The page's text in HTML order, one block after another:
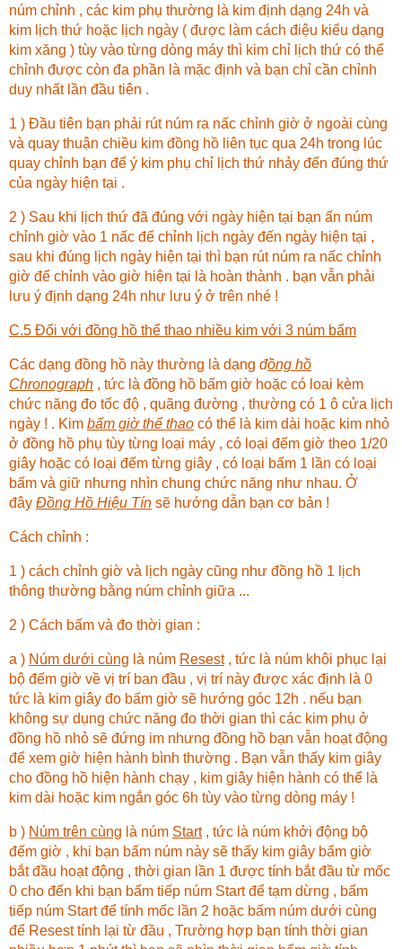
núm chỉnh , các kim phụ thường là kim định dạng 24h và
kim lịch thứ hoặc lịch ngày ( được làm cách điệu kiểu dạng
kim xăng ) tùy vào từng dòng máy thì kim chỉ lịch thứ có thể
chỉnh được còn đa phần là mặc định và bạn chỉ cần chỉnh
duy nhất lần đầu tiên .
1 ) Đầu tiên bạn phải rút núm ra nấc chỉnh giờ ở ngoài cùng
và quay thuận chiều kim đồng hồ liên tục qua 24h trong lúc
quay chỉnh bạn để ý kim phụ chỉ lịch thứ nhảy đến đúng thứ
của ngày hiện tại .
2 ) Sau khi lịch thứ đã đúng với ngày hiện tại bạn ấn núm
chỉnh giờ vào 1 nấc để chỉnh lịch ngày đến ngày hiện tại ,
sau khi đúng lịch ngày hiện tại thì bạn rút núm ra nấc chỉnh
giờ để chỉnh vào giờ hiện tại là hoàn thành . bạn vẫn phải
lưu ý định dạng 24h như lưu ý ở trên nhé !
C.5 Đối với đồng hồ thể thao nhiều kim với 3 núm bấm
Các dạng đồng hồ này thường là dạng đồng hồ
Chronograph , tức là đồng hồ bấm giờ hoặc có loai kèm
chức năng đo tốc độ , quãng đường , thường có 1 ô cửa lịch
ngày ! . Kim bấm giờ thể thao có thể là kim dài hoặc kim nhỏ
ở đồng hồ phụ tùy từng loại máy , có loại đếm giờ theo 1/20
giây hoặc có loại đếm từng giây , có loại bấm 1 lần có loại
bấm và giữ nhưng nhìn chung chức năng như nhau. Ở
đây Đồng Hồ Hiệu Tín sẽ hướng dẫn bạn cơ bản !
Cách chỉnh :
1 ) cách chỉnh giờ và lịch ngày cũng như đồng hồ 1 lịch
thông thường bằng núm chỉnh giữa ...
2 ) Cách bấm và đo thời gian :
a ) Núm dưới cùng là núm Resest, tức là núm khôi phục lại
bộ đếm giờ về vị trí ban đầu , vị trí này được xác định là 0
tức là kim giây đo bấm giờ sẽ hướng góc 12h . nếu bạn
không sự dụng chức năng đo thời gian thì các kim phụ ở
đồng hồ nhỏ sẽ đứng im nhưng đồng hồ bạn vẫn hoạt động
để xem giờ hiện hành bình thường . Bạn vẫn thấy kim giây
cho đồng hồ hiện hành chạy , kim giây hiện hành có thể là
kim dài hoặc kim ngắn góc 6h tùy vào từng dòng máy !
b ) Núm trên cùng là núm Start, tức là núm khởi động bộ
đếm giờ , khi bạn bấm núm này sẽ thấy kim giây bấm giờ
bắt đầu hoạt động , thời gian lần 1 được tính bắt đầu từ mốc
0 cho đến khi bạn bấm tiếp núm Start để tạm dừng , bấm
tiếp núm Start để tính mốc lần 2 hoặc bấm núm dưới cùng
để Resest tính lại từ đầu , Trường hợp bạn tính thời gian